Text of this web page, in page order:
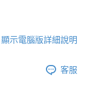
顯示電腦版詳細說明
客服